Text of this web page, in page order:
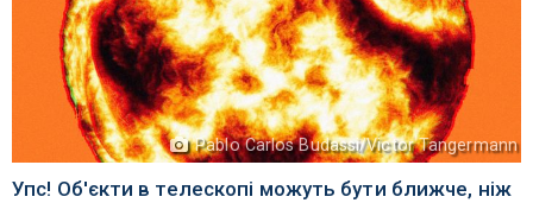
Pablo Carlos Budassi/Victor Tangermann
Упс! Об'єкти в телескопі можуть бути ближче, ніж